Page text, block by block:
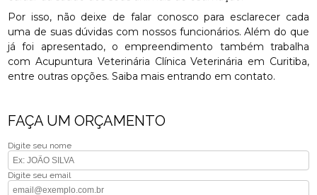
Por isso, não deixe de falar conosco para esclarecer cada
uma de suas dúvidas com nossos funcionários. Além do que
já foi apresentado, o empreendimento também trabalha
com Acupuntura Veterinária Clínica Veterinária em Curitiba,
entre outras opções. Saiba mais entrando em contato.
FAÇA UM ORÇAMENTO
Digite seu nome
Digite seu email